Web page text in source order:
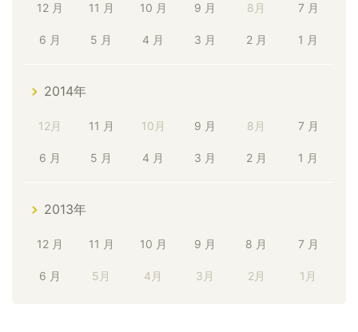
12 月 11 月 10 月 9 月 8月 7 月
6 月 5 月 4 月 3 月 2 月 1 月
2014年
12月 11 月 10月 9 月 8月 7 月
6 月 5 月 4 月 3 月 2 月 1 月
2013年
12 月 11 月 10 月 9 月 8 月 7 月
6 月 5月 4月 3月 2月 1月